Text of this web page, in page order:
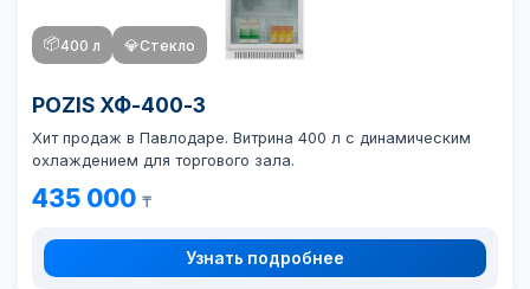
📦400 л 💎Стекло
POZIS ХФ-400-3
Хит продаж в Павлодаре. Витрина 400 л с динамическим
охлаждением для торгового зала.
435 000 ₸
Узнать подробнее